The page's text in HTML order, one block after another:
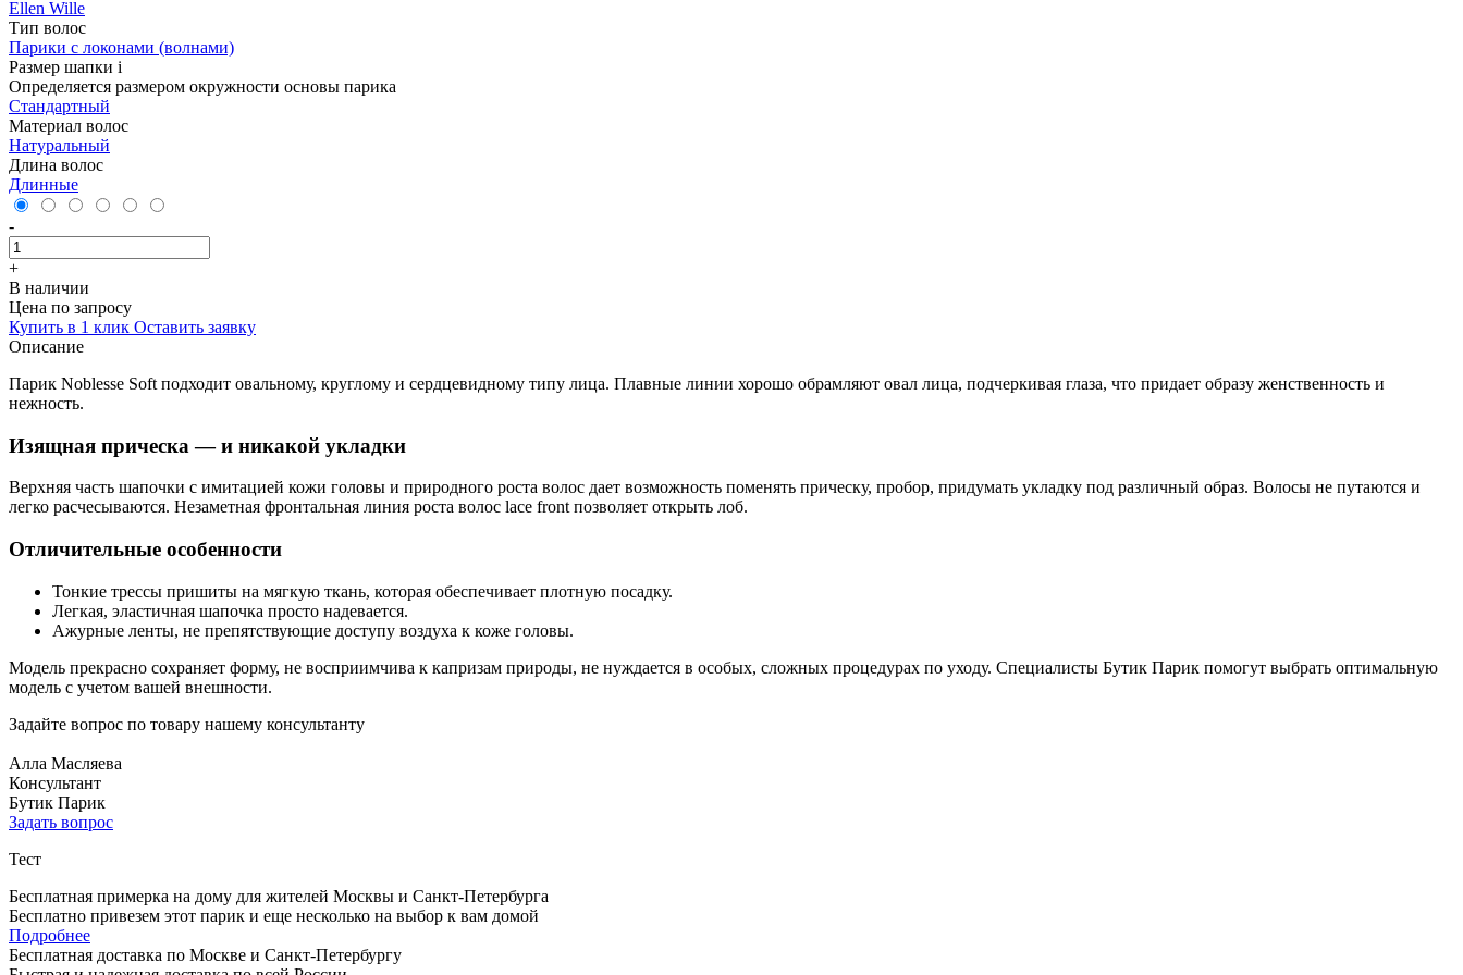
Ellen Wille
Тип волос
Парики с локонами (волнами)
Размер шапки i
Определяется размером окружности основы парика
Стандартный
Материал волос
Натуральный
Длина волос
Длинные
-
+
В наличии
Цена по запросу
Купить в 1 клик Оставить заявку
Описание
Парик Noblesse Soft подходит овальному, круглому и сердцевидному типу лица. Плавные линии хорошо обрамляют овал лица, подчеркивая глаза, что придает образу женственность и
нежность.
Изящная прическа — и никакой укладки
Верхняя часть шапочки с имитацией кожи головы и природного роста волос дает возможность поменять прическу, пробор, придумать укладку под различный образ. Волосы не путаются и
легко расчесываются. Незаметная фронтальная линия роста волос lace front позволяет открыть лоб.
Отличительные особенности
Тонкие трессы пришиты на мягкую ткань, которая обеспечивает плотную посадку.
Легкая, эластичная шапочка просто надевается.
Ажурные ленты, не препятствующие доступу воздуха к коже головы.
Модель прекрасно сохраняет форму, не восприимчива к капризам природы, не нуждается в особых, сложных процедурах по уходу. Специалисты Бутик Парик помогут выбрать оптимальную
модель с учетом вашей внешности.
Задайте вопрос по товару нашему консультанту
Алла Масляева
Консультант
Бутик Парик
Задать вопрос
Тест
Бесплатная примерка на дому для жителей Москвы и Санкт-Петербурга
Бесплатно привезем этот парик и еще несколько на выбор к вам домой
Подробнее
Бесплатная доставка по Москве и Санкт-Петербургу